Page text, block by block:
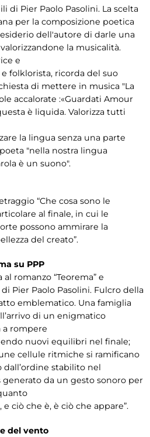
di Pier Paolo Pasolini. La scelta
per la composizione poetica
dell'autore di darle una
la musicalità.
e
folklorista, ricorda del suo
di mettere in musica "La
accalorate :«Guardati Amour
è liquida. Valorizza tutti
la lingua senza una parte
"nella nostra lingua
è un suono".
“Che cosa sono le
al finale, in cui le
possono ammirare la
del creato”.
su PPP
romanzo “Teorema” e
Pier Paolo Pasolini. Fulcro della
emblematico. Una famiglia
di un enigmatico
a rompere
nuovi equilibri nel finale;
cellule ritmiche si ramificano
stabilito nel
da un gesto sonoro per
ciò che è, è ciò che appare”.
del vento